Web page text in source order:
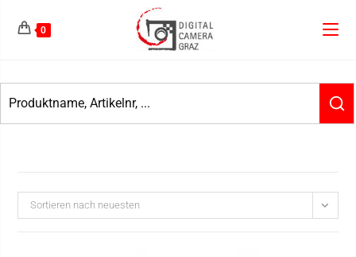
0
Sortieren nach neuesten